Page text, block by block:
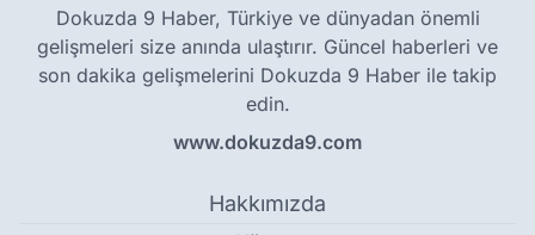
Dokuzda 9 Haber, Türkiye ve dünyadan önemli
gelişmeleri size anında ulaştırır. Güncel haberleri ve
son dakika gelişmelerini Dokuzda 9 Haber ile takip
edin.
www.dokuzda9.com
Hakkımızda